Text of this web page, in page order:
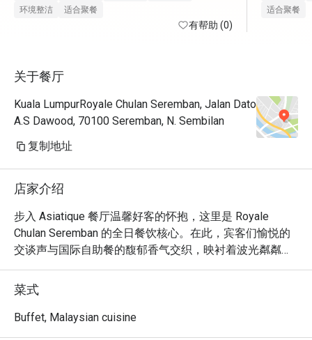
环境整洁
适合聚餐
有帮助 (0)
more
适合聚餐
关于餐厅
Kuala LumpurRoyale Chulan Seremban, Jalan Dato
A.S Dawood, 70100 Seremban, N. Sembilan
复制地址
店家介绍
步入 Asiatique 餐厅温馨好客的怀抱，这里是 Royale
Chulan Seremban 的全日餐饮核心。在此，宾客们愉悦的
交谈声与国际自助餐的馥郁香气交织，映衬着波光粼粼的
宁静池畔。在这里，Rendang Pucuk Ubi 等本地美食的熟
悉暖意，与环球佳肴的惊喜碰撞，从早到晚，营造出悠闲
惬意的用餐氛围。
菜式
Buffet, Malaysian cuisine